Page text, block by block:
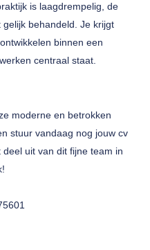
is laagdrempelig, de
behandeld. Je krijgt
binnen een
centraal staat.
moderne en betrokken
stuur vandaag nog jouw cv
uit van dit fijne team in